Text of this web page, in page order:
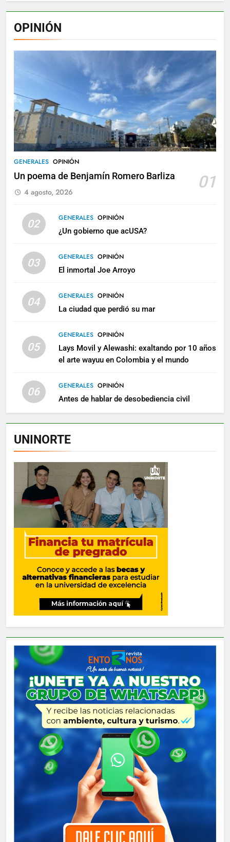
OPINIÓN
GENERALES OPINIÓN
Un poema de Benjamín Romero Barliza 01
4 agosto, 2026
02 GENERALES OPINIÓN
¿Un gobierno que acUSA?
03 GENERALES OPINIÓN
El inmortal Joe Arroyo
04 GENERALES OPINIÓN
La ciudad que perdió su mar
05
GENERALES OPINIÓN
Lays Movil y Alewashi: exaltando por 10 años
el arte wayuu en Colombia y el mundo
06 GENERALES OPINIÓN
Antes de hablar de desobediencia civil
UNINORTE